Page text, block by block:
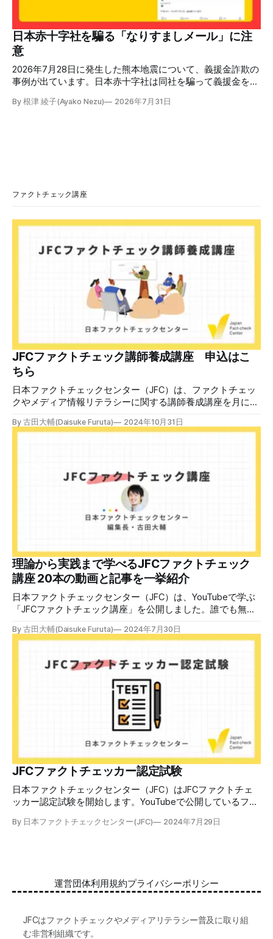
いう投稿が多数見つかる。健康に害を与える恐れがあるた
め、検証する。 検証過程 カロナールとロキソニン 医薬品の
承認や審査をする独立行政法人医薬品医療機器総合機構
（PMDA）の一般人向けくすり情報サイト「PMDAおくすり
サーチ」で検索すると、カロナールの効果は以下の通りだ。
・解熱鎮痛剤と呼ばれ
日本赤十字社を騙る「なりすましメール」に注
意
2026年7月28日に発生した熊本地震について、義援金詐欺の
事例が出ています。日本赤十字社は同社を騙って義援金を募
し、「メールのURLをクリックしないなど、ご注意くださ
ール」について」という記事は、日本赤十字社のロゴや活動
@icloud.comのメールアドレス宛に送信されているようだ、
地震義援金募集」と書かれているとも伝えている（日本赤十
なメールを送信すること
By 根津 綾子(Ayako Nezu) 2026年7月31日
ファクトチェック講座
JFCファクトチェック講師養成講座 申込はこ
ちら
日本ファクトチェックセンター（JFC）は、ファクトチェッ
クやメディア情報リテラシーに関する講師養成講座を月に1
認定バッジと教室や職場などで利用可能な教材を提供しま
ファクトチェックセンター（JFC）による講師養成講座で
す。 講師養成講座（オンラインで90分）を受講いただいた
後、修了課題を提出された方には、教室や職場などで利用可
能な教材の提... powered by Peatix : More than a
す。 受講生には教材を提供 デマや不確かな情報が蔓延する
中で、自衛策が求められています。「気をつけて」というだ
けでは、対策になりません。最初から騙されたい人はいませ
ん。誰だって気をつけているのに、誤った情
By 古田大輔(Daisuke Furuta) 2024年10月31日
理論から実践まで学べるJFCファクトチェック
講座 20本の動画と記事を一挙紹介
日本ファクトチェックセンター（JFC）は、YouTubeで学ぶ
「JFCファクトチェック講座」を公開しました。誰でも無料
ファクトチェックやメディアリテラシーの知識を学ぶことが
の日本での影響を調べた2万人調査の紹介や、間違った情報
を信じてしまう背景にある人間のバイアス、大規模に拡散す
るSNSアルゴリズムなどを解説しています。 実践編では、画
像や動画や生成AIなど、偽・誤情報をどのように検証したら
良いかをJFCが検証してきた事例から具体的に学びます。
JFCファクトチェッカー認定試験を開始 2024年7月29日か
ら、これらの内容について習熟度を確認するJFCファクトチ
ェッカー認定試験を開始します。誰でもいつでも受験可能で
す（2024年度中は受験料1000円、2025年度から2000円）。
合格者には様々な技能をデジタル証明するオープンバッジ・
ネットワークを活用して、JFCファクトチェッカーの認定証
を発行します。 JFCファクトチェッカー認定試験
By 古田大輔(Daisuke Furuta) 2024年7月30日
JFCファクトチェッカー認定試験
日本ファクトチェックセンター（JFC）はJFCファクトチェ
ッカー認定試験を開始します。YouTubeで公開しているファ
す。 拡散する偽・誤情報から身を守るために 偽・誤情報の
情報を51.5%の割合で「正しいと思う」と答え、「誤ってい
によって、それが自分の感覚に近ければ「正しい」と受け取
る傾向がある。インターネットはその傾向を増幅する。 だ
By 日本ファクトチェックセンター(JFC) 2024年7月29日
運営団体利用規約プライバシーポリシー
JFCはファクトチェックやメディアリテラシー普及に取り組
む非営利組織です。